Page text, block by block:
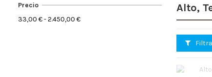
Alto,
Precio
33,00 € - 2.450,00 €